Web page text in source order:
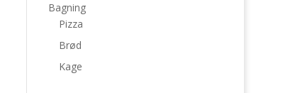
Bagning
Pizza
Brød
Kage